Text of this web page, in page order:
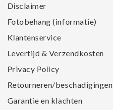
Disclaimer
Fotobehang (informatie)
Klantenservice
Levertijd & Verzendkosten
Privacy Policy
Retourneren/beschadigingen
Garantie en klachten